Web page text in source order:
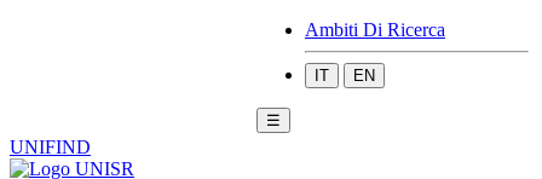
Ambiti Di Ricerca
IT EN
☰
UNIFIND